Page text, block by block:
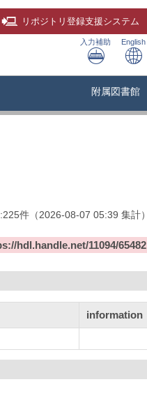
リポジトリ 登録支援システム
入力補助 English
附属図書館
225件 （2026-08-07 05:39 集計）
hdl.handle.net/11094/65482
information